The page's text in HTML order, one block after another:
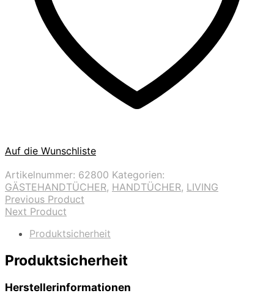
Auf die Wunschliste
Artikelnummer: 62800 Kategorien:
GÄSTEHANDTÜCHER, HANDTÜCHER, LIVING
Previous Product
Next Product
Produktsicherheit
Produktsicherheit
Herstellerinformationen